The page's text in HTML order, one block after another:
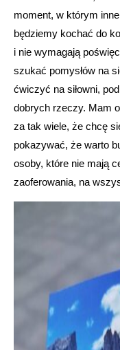
moment, w którym
będziemy kochać do
i nie wymagają
szukać pomysłów na
ćwiczyć na siłowni,
dobrych rzeczy. Mam
za tak wiele, że chcę
pokazywać, że warto
osoby, które nie mają
zaoferowania, na